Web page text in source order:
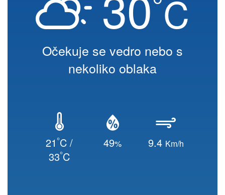
C
Očekuje se vedro nebo s
nekoliko oblaka
21°C /
33°C
49% 9.4 Km/h